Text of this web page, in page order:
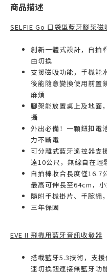
商品描述
SELFIE Go 口袋型藍牙腳架磁
創新一體式設計，自拍
由切換
支援磁吸功能，手機能
後能隨意變換使用前置
麻煩
腳架能放置桌上及地面
攝
外出必備！一顆鈕扣電
力不斷電
可分離式藍牙遙控器
達10公尺，無線自在輕
自拍棒收合長度僅16.7
最高可伸長至64cm，
隨附手機掛片、手腕繩
三年保固
EVE II 飛機用藍牙音訊收發器
搭載藍牙5.3技術，支
速切換鈕連接無藍牙功